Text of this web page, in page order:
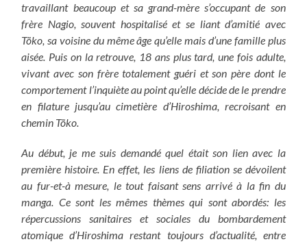
travaillant beaucoup et sa grand-mère s’occupant de son
frère Nagio, souvent hospitalisé et se liant d’amitié avec
Tõko, sa voisine du même âge qu’elle mais d’une famille plus
aisée. Puis on la retrouve, 18 ans plus tard, une fois adulte,
vivant avec son frère totalement guéri et son père dont le
comportement l’inquiète au point qu’elle décide de le prendre
en filature jusqu’au cimetière d’Hiroshima, recroisant en
chemin Tõko.
Au début, je me suis demandé quel était son lien avec la
première histoire. En effet, les liens de filiation se dévoilent
au fur-et-à mesure, le tout faisant sens arrivé à la fin du
manga. Ce sont les mêmes thèmes qui sont abordés: les
répercussions sanitaires et sociales du bombardement
atomique d’Hiroshima restant toujours d’actualité, entre